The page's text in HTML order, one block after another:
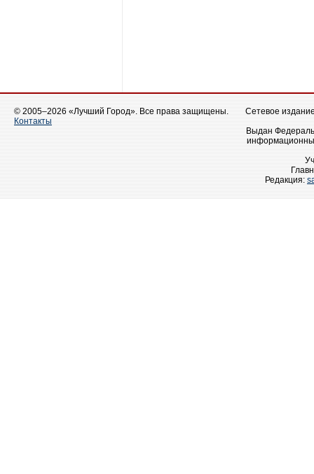
© 2005–2026 «Лучший Город». Все права защищены.
Контакты
Сетевое
Выдан
Редакция: